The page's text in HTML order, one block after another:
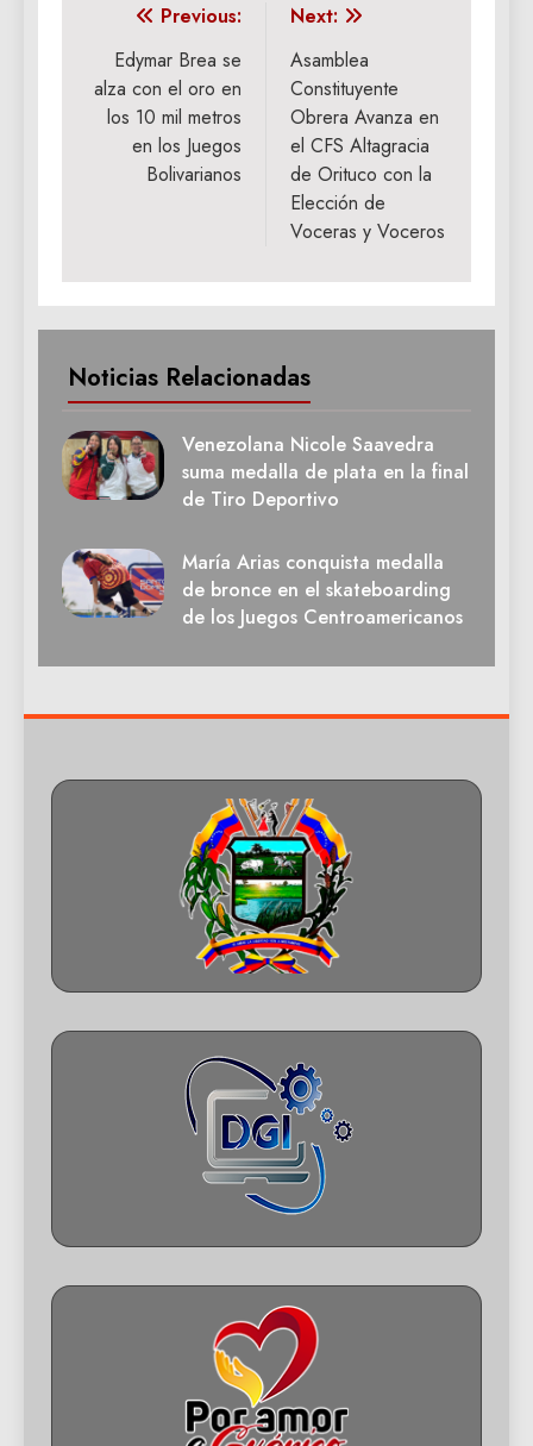
Navegación
de
entradas
Previous:
Edymar Brea se
alza con el oro en
los 10 mil metros
en los Juegos
Bolivarianos
Next:
Asamblea
Constituyente
Obrera Avanza en
el CFS Altagracia
de Orituco con la
Elección de
Voceras y Voceros
Noticias Relacionadas
Venezolana Nicole Saavedra
suma medalla de plata en la final
de Tiro Deportivo
María Arias conquista medalla
de bronce en el skateboarding
de los Juegos Centroamericanos